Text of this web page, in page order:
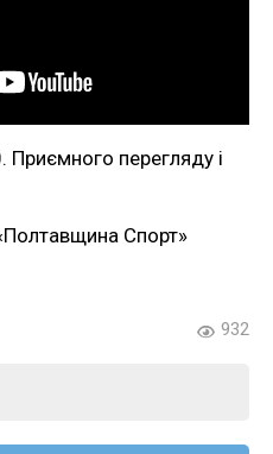
Приємного перегляду і
Спорт»
932